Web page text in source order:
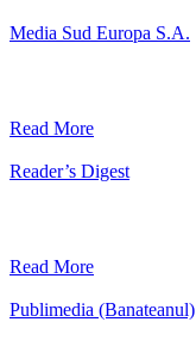
Media Sud Europa S.A.
Read More
Reader’s Digest
Read More
Publimedia (Banateanul)